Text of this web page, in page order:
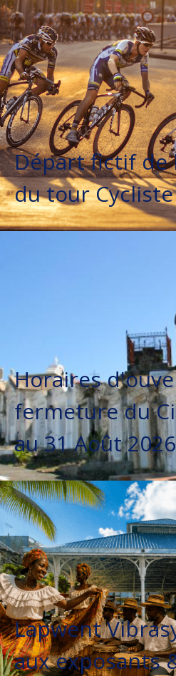
Départ fictif de
du tour
Horaires
fermeture du
au 31 Août 2026
Lapwent
aux exposants